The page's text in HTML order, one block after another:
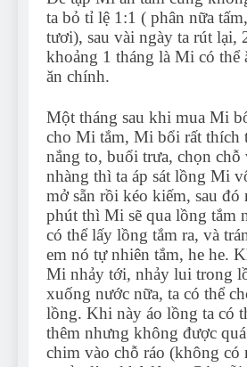
ta bỏ tỉ lệ 1:1 ( phân nữa
tươi), sau vài ngày ta rút
khoảng 1 tháng là Mi có thể
ăn chính.
Một tháng sau khi mua Mi
cho Mi tắm, Mi bổi rất thích
nắng to, buổi trưa, chọn chỗ
nhàng thì ta áp sát lồng Mi
mở sẵn rồi kéo kiếm, sau đó
phút thì Mi sẽ qua lồng tắm
có thể lấy lồng tắm ra, và
em nó tự nhiên tắm, he he.
Mi nhảy tới, nhảy lui trong
xuống nước nữa, ta có thể
lồng. Khi này áo lồng ta có
thêm nhưng không được
chim vào chỗ ráo (không có